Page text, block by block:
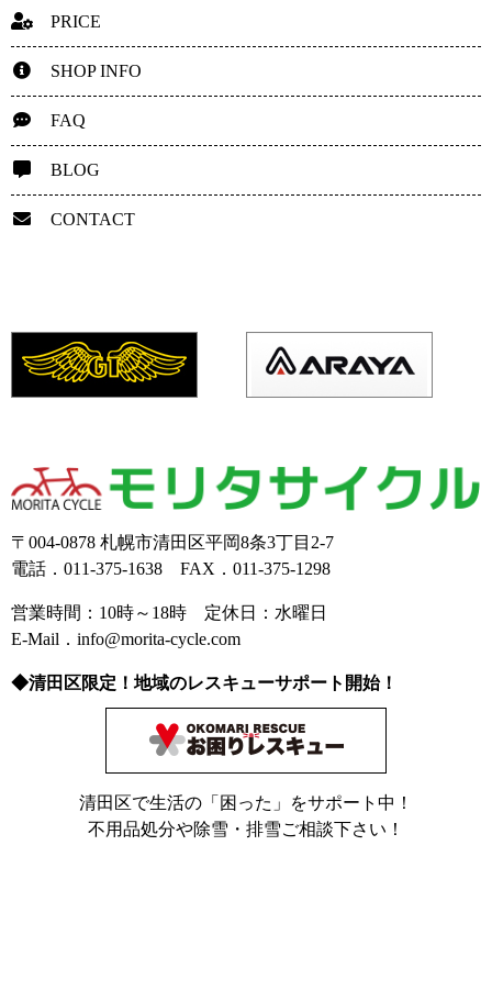
PRICE
SHOP INFO
FAQ
BLOG
CONTACT
〒004-0878 札幌市清田区平岡8条3丁目2-7
電話．011-375-1638 FAX．011-375-1298
営業時間：10時～18時 定休日：水曜日
E-Mail．info@morita-cycle.com
◆清田区限定！地域のレスキューサポート開始！
清田区で生活の「困った」をサポート中！
不用品処分や除雪・排雪ご相談下さい！